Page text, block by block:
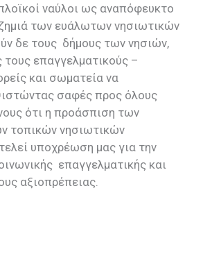
ναύλοι ως αναπόφευκτο
των ευάλωτων νησιωτικών
δε τους δήμους των νησιών,
επαγγελματικούς –
και σωματεία να
σαφές προς όλους
ότι η προάσπιση των
τοπικών νησιωτικών
υποχρέωση μας για την
επαγγελματικής και
αξιοπρέπειας.